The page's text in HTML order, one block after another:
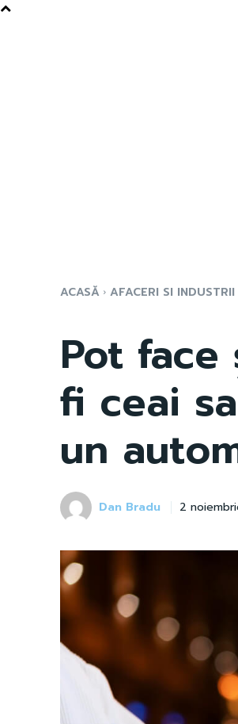
ACASĂ AFACERI SI INDUSTRII
Pot
fi ceai
un
Dan Bradu 2